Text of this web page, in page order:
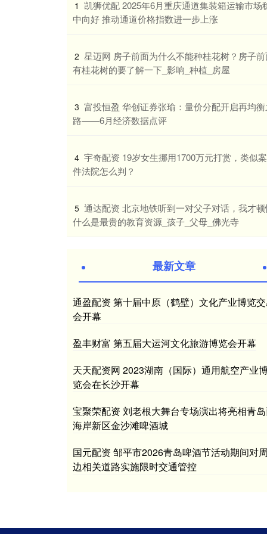
1 凯狮优配 2025年6月重庆通道集装箱运输市场
中向好 推动通道价格指数进一步上涨
2 星迈网 房子前面为什么不能种桂花树？房子
有桂花树的要了解一下_影响_种植_房屋
3 富投恒盈 华创证券张瑜：量价分配开启再均衡
路——6月经济数据点评
4 ​宇奇配资 19岁女生挪用1700万元打赏，类似案
件法院怎么判？
5 通达配资 北京地铁听到一对父子对话，我才
什么是最贵的教育资源_孩子_父母_佛光寺
最新文章
通盈配资 第十届中原（鹤壁）文化产业博览
会开幕
盈丰财富 第五届大运河文化旅游博览会开幕
天天配资网 2023湖南（国际）通用航空产业
览会在长沙开幕
宝聚荣配资 刘老根大舞台专场演出将亮相青
海岸新区金沙滩啤酒城
国元配资 邹平市2026青岛啤酒节活动期间对周
边相关道路实施限时交通管控